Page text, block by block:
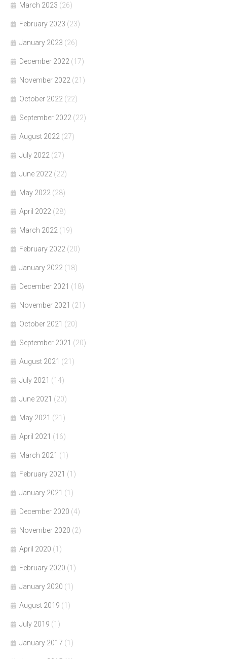
March 2023 (26)
February 2023 (23)
January 2023 (26)
December 2022 (17)
November 2022 (21)
October 2022 (22)
September 2022 (22)
August 2022 (27)
July 2022 (27)
June 2022 (22)
May 2022 (28)
April 2022 (28)
March 2022 (19)
February 2022 (20)
January 2022 (18)
December 2021 (18)
November 2021 (21)
October 2021 (20)
September 2021 (20)
August 2021 (21)
July 2021 (14)
June 2021 (20)
May 2021 (21)
April 2021 (16)
March 2021 (1)
February 2021 (1)
January 2021 (1)
December 2020 (4)
November 2020 (2)
April 2020 (1)
February 2020 (1)
January 2020 (1)
August 2019 (1)
July 2019 (1)
January 2017 (1)